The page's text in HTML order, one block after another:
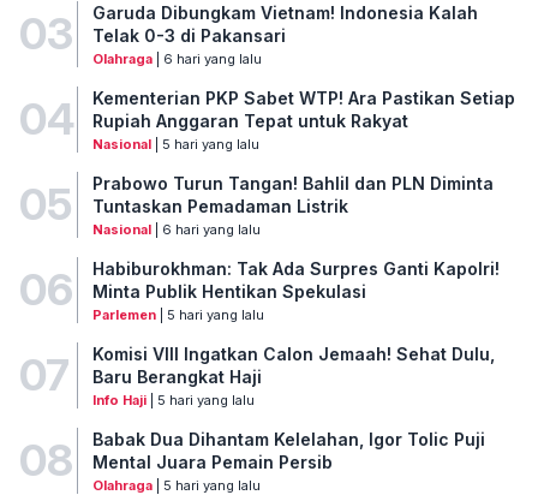
03
Garuda Dibungkam Vietnam! Indonesia Kalah
Telak 0-3 di Pakansari
Olahraga| 6 hari yang lalu
04
Kementerian PKP Sabet WTP! Ara Pastikan Setiap
Rupiah Anggaran Tepat untuk Rakyat
Nasional| 5 hari yang lalu
05
Prabowo Turun Tangan! Bahlil dan PLN Diminta
Tuntaskan Pemadaman Listrik
Nasional| 6 hari yang lalu
06
Habiburokhman: Tak Ada Surpres Ganti Kapolri!
Minta Publik Hentikan Spekulasi
Parlemen| 5 hari yang lalu
07
Komisi VIII Ingatkan Calon Jemaah! Sehat Dulu,
Baru Berangkat Haji
Info Haji| 5 hari yang lalu
08
Babak Dua Dihantam Kelelahan, Igor Tolic Puji
Mental Juara Pemain Persib
Olahraga| 5 hari yang lalu